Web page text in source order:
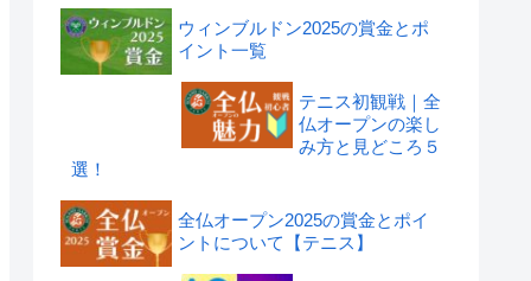
ウィンブルドン2025の賞金とポ
イント一覧
テニス初観戦｜全
仏オープンの楽し
み方と見どころ５
選！
全仏オープン2025の賞金とポイ
ントについて【テニス】